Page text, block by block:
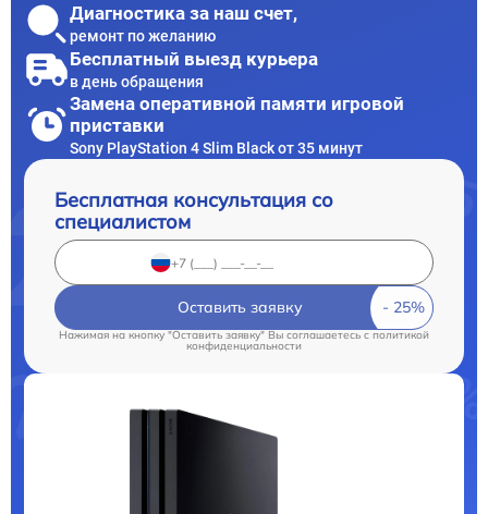
Диагностика за наш счет,
ремонт по желанию
Бесплатный выезд курьера
в день обращения
Замена оперативной памяти игровой
приставки
Sony PlayStation 4 Slim Black от 35 минут
Бесплатная консультация со
специалистом
Оставить заявку
Нажимая на кнопку "Оставить заявку" Вы соглашаетесь cполитикой
конфиденциальности